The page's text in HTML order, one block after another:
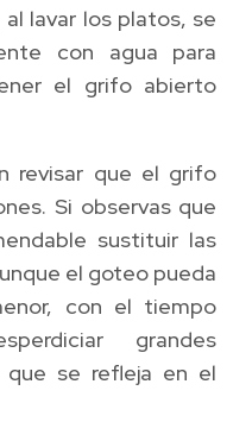
lavar los platos, se
con agua para
el grifo abierto
revisar que el grifo
Si observas que
sustituir las
el goteo pueda
con el tiempo
grandes
se refleja en el